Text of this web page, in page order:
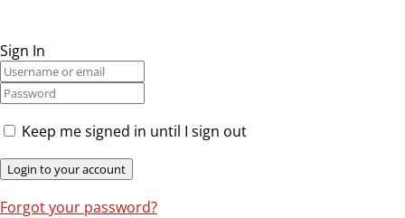
Sign In
Keep me signed in until I sign out
Forgot your password?